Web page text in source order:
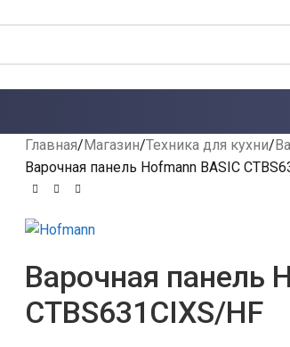
Главная Магазин Техника для кухни
Варочная панель Hofmann BASIC
Варочная панель
CTBS631CIXS/HF